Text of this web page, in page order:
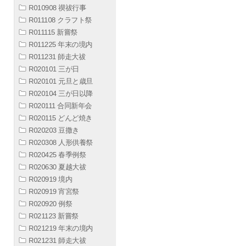
R010908 禊祓行事
R011108 クラフト祭
R011115 新嘗祭
R011225 年末の境内
R011231 師走大祓
R020101 三が日
R020101 元旦と歳旦
R020104 三が日以降
R020111 合同新年会
R020115 どんど焼き
R020203 豆撒き
R020308 人形供養祭
R020425 春季例祭
R020630 夏越大祓
R020919 境内
R020919 宵宮祭
R020920 例祭
R021123 新嘗祭
R021219 年末の境内
R021231 師走大祓